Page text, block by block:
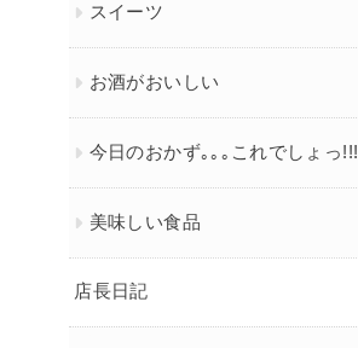
スイーツ
お酒がおいしい
今日のおかず｡｡｡これでしょっ!!!
美味しい食品
店長日記